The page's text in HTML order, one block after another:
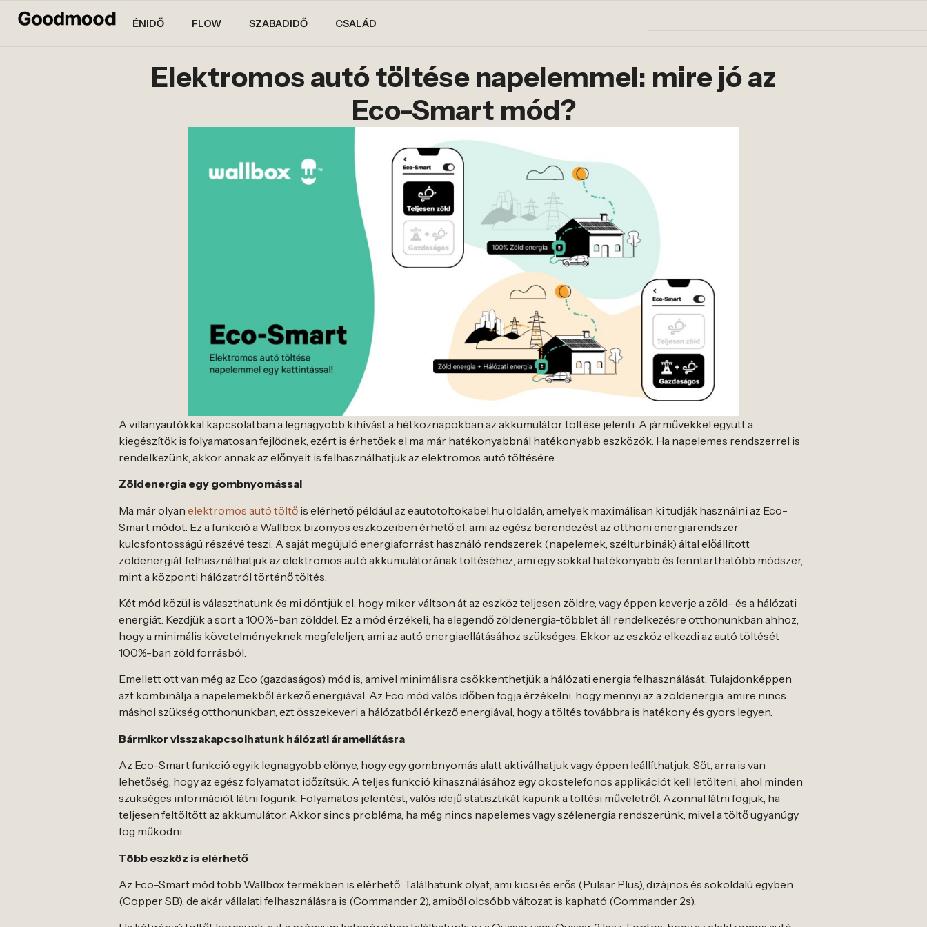
ÉNIDŐ FLOW SZABADIDŐ CSALÁD
Elektromos autó töltése napelemmel: mire jó az
Eco-Smart mód?
A villanyautókkal kapcsolatban a legnagyobb kihívást a hétköznapokban az akkumulátor töltése jelenti. A járművekkel együtt a
kiegészítők is folyamatosan fejlődnek, ezért is érhetőek el ma már hatékonyabbnál hatékonyabb eszközök. Ha napelemes rendszerrel is
rendelkezünk, akkor annak az előnyeit is felhasználhatjuk az elektromos autó töltésére.
Zöldenergia egy gombnyomással
Ma már olyan elektromos autó töltő is elérhető például az eautotoltokabel.hu oldalán, amelyek maximálisan ki tudják használni az Eco-
Smart módot. Ez a funkció a Wallbox bizonyos eszközeiben érhető el, ami az egész berendezést az otthoni energiarendszer
kulcsfontosságú részévé teszi. A saját megújuló energiaforrást használó rendszerek (napelemek, szélturbinák) által előállított
zöldenergiát felhasználhatjuk az elektromos autó akkumulátorának töltéséhez, ami egy sokkal hatékonyabb és fenntarthatóbb módszer,
mint a központi hálózatról történő töltés.
Két mód közül is választhatunk és mi döntjük el, hogy mikor váltson át az eszköz teljesen zöldre, vagy éppen keverje a zöld- és a hálózati
energiát. Kezdjük a sort a 100%-ban zölddel. Ez a mód érzékeli, ha elegendő zöldenergia-többlet áll rendelkezésre otthonunkban ahhoz,
hogy a minimális követelményeknek megfeleljen, ami az autó energiaellátásához szükséges. Ekkor az eszköz elkezdi az autó töltését
100%-ban zöld forrásból.
Emellett ott van még az Eco (gazdaságos) mód is, amivel minimálisra csökkenthetjük a hálózati energia felhasználását. Tulajdonképpen
azt kombinálja a napelemekből érkező energiával. Az Eco mód valós időben fogja érzékelni, hogy mennyi az a zöldenergia, amire nincs
máshol szükség otthonunkban, ezt összekeveri a hálózatból érkező energiával, hogy a töltés továbbra is hatékony és gyors legyen.
Bármikor visszakapcsolhatunk hálózati áramellátásra
Az Eco-Smart funkció egyik legnagyobb előnye, hogy egy gombnyomás alatt aktiválhatjuk vagy éppen leállíthatjuk. Sőt, arra is van
lehetőség, hogy az egész folyamatot időzítsük. A teljes funkció kihasználásához egy okostelefonos applikációt kell letölteni, ahol minden
szükséges információt látni fogunk. Folyamatos jelentést, valós idejű statisztikát kapunk a töltési műveletről. Azonnal látni fogjuk, ha
teljesen feltöltött az akkumulátor. Akkor sincs probléma, ha még nincs napelemes vagy szélenergia rendszerünk, mivel a töltő ugyanúgy
fog működni.
Több eszköz is elérhető
Az Eco-Smart mód több Wallbox termékben is elérhető. Találhatunk olyat, ami kicsi és erős (Pulsar Plus), dizájnos és sokoldalú egyben
(Copper SB), de akár vállalati felhasználásra is (Commander 2), amiből olcsóbb változat is kapható (Commander 2s).